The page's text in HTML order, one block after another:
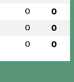
0 0
0 0
0 0